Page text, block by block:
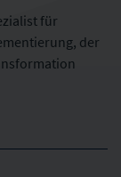
für
der